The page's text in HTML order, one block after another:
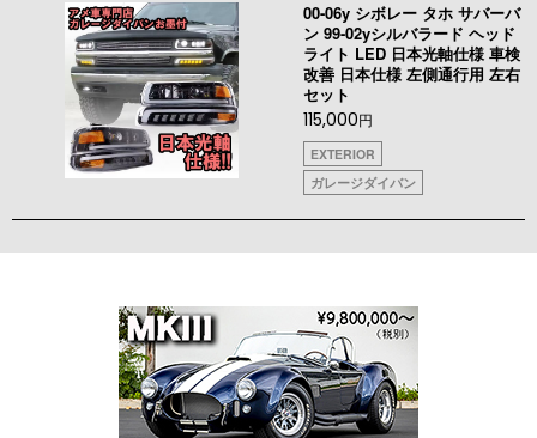
00-06y シボレー タホ サバーバ
ン 99-02yシルバラード ヘッド
ライト LED 日本光軸仕様 車検
改善 日本仕様 左側通行用 左右
セット
115,000円
EXTERIOR
ガレージダイバン